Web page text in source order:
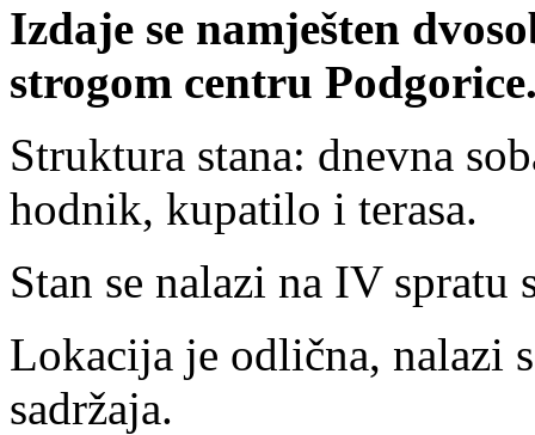
Izdaje se namješten
strogom centru
Struktura stana: dnevna
hodnik, kupatilo i terasa.
Stan se nalazi na IV spratu
Lokacija je odlična, nalazi
sadržaja.